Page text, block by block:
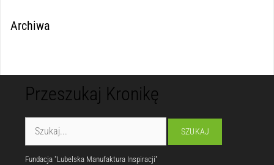
Archiwa
Przeszukaj Kronikę
Fundacja "Lubelska Manufaktura Inspiracji"